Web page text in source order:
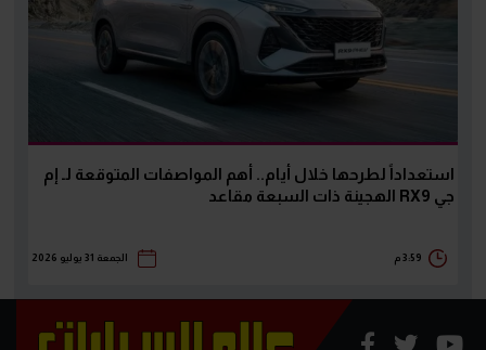
استعداداً لطرحها خلال أيام.. أهم المواصفات المتوقعة لـ إم
جي RX9 الهجينة ذات السبعة مقاعد
3:59 م الجمعة 31 يوليو 2026